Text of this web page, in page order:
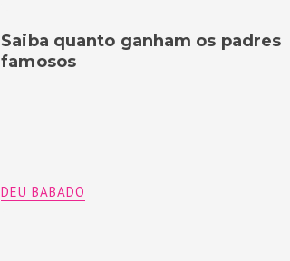
Saiba quanto ganham os padres
famosos
DEU BABADO